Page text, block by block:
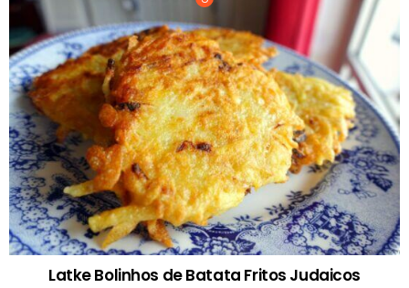
Latke Bolinhos de Batata Fritos Judaicos